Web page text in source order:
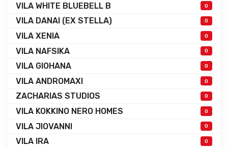
VILA WHITE BLUEBELL B 0
VILA DANAI (EX STELLA) 0
VILA XENIA 0
VILA NAFSIKA 0
VILA GIOHANA 0
VILA ANDROMAXI 0
ZACHARIAS STUDIOS 0
VILA KOKKINO NERO HOMES 0
VILA JIOVANNI 0
VILA IRA 0